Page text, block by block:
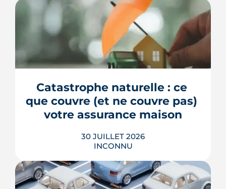
La fin des zones à faibles émissions a
fait la une au printemps 2026, avant
d'être effacée par le Conseil
tient toujours et la vignette Crit'Air
reste la clé d'entrée dans l'intra-rocade.
LIRE L'ARTICLE
Catastrophe naturelle : ce
que couvre (et ne couvre pas)
votre assurance maison
30 JUILLET 2026
INCONNU